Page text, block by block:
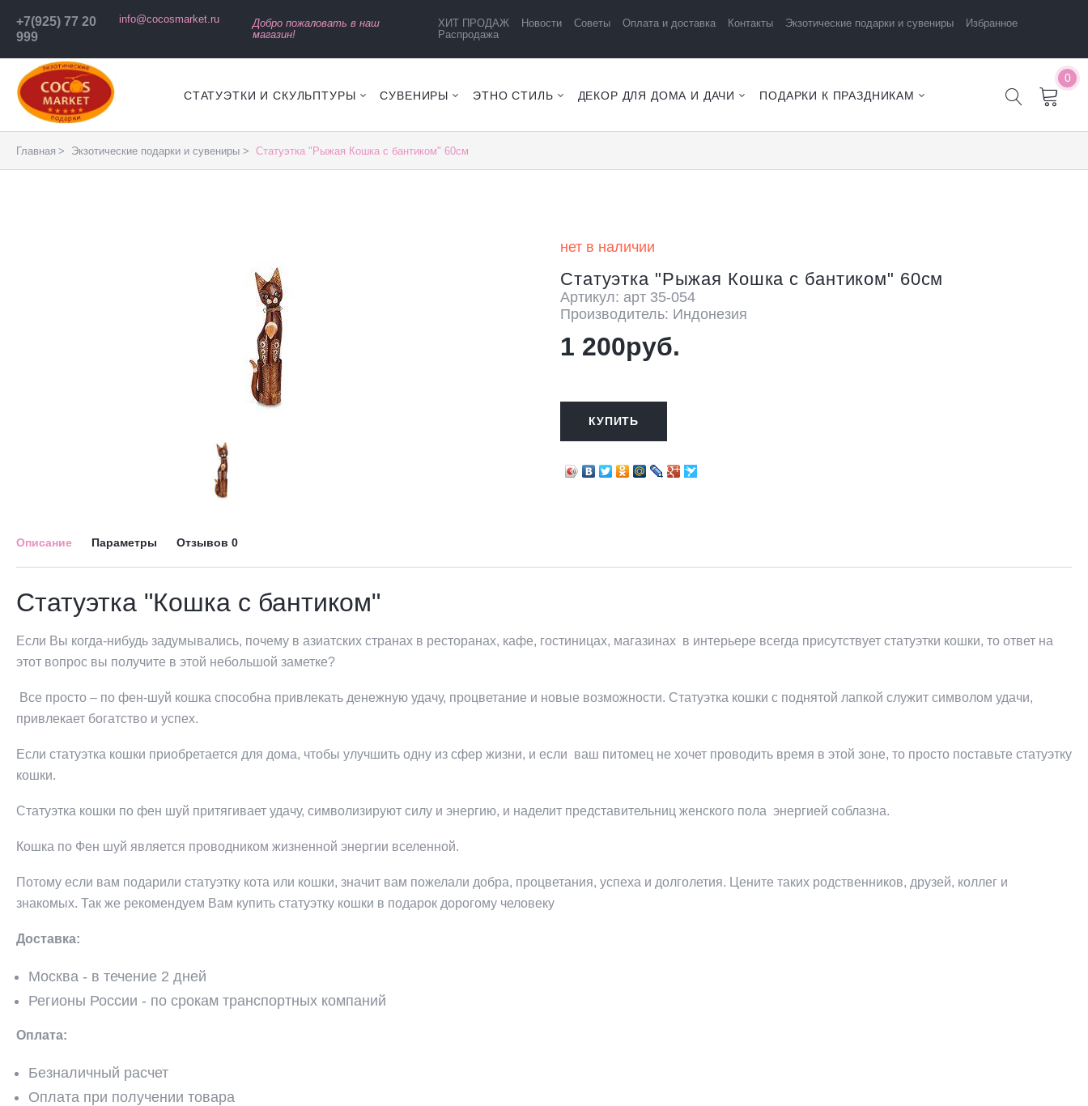
+7(925) 77 20
999
info@cocosmarket.ru
Добро пожаловать в наш
магазин!
ХИТ ПРОДАЖ Новости Советы Оплата и доставка Контакты Экзотические подарки и сувениры
Избранное
Распродажа
СТАТУЭТКИ И СКУЛЬПТУРЫ СУВЕНИРЫ ЭТНО СТИЛЬ ДЕКОР ДЛЯ ДОМА И ДАЧИ ПОДАРКИ К ПРАЗДНИКАМ
0
Главная Экзотические подарки и сувениры Статуэтка "Рыжая Кошка с бантиком" 60см
нет в наличии
Статуэтка "Рыжая Кошка с бантиком" 60см
Артикул: арт 35-054
Производитель: Индонезия
1 200руб.
КУПИТЬ
Описание
Статуэтка "Кошка с бантиком"
Если Вы когда-нибудь задумывались, почему в азиатских странах в ресторанах, кафе, гостиницах, магазинах в интерьере всегда присутствует статуэтки кошки, то ответ на
этот вопрос вы получите в этой небольшой заметке?
Все просто – по фен-шуй кошка способна привлекать денежную удачу, процветание и новые возможности. Статуэтка кошки с поднятой лапкой служит символом удачи,
привлекает богатство и успех.
Если статуэтка кошки приобретается для дома, чтобы улучшить одну из сфер жизни, и если ваш питомец не хочет проводить время в этой зоне, то просто поставьте статуэтку
кошки.
Статуэтка кошки по фен шуй притягивает удачу, символизируют силу и энергию, и наделит представительниц женского пола энергией соблазна.
Кошка по Фен шуй является проводником жизненной энергии вселенной.
Потому если вам подарили статуэтку кота или кошки, значит вам пожелали добра, процветания, успеха и долголетия. Цените таких родственников, друзей, коллег и
знакомых. Так же рекомендуем Вам купить статуэтку кошки в подарок дорогому человеку
Доставка:
Москва - в течение 2 дней
Регионы России - по срокам транспортных компаний
Оплата:
Безналичный расчет
Оплата при получении товара
Параметры Отзывов 0